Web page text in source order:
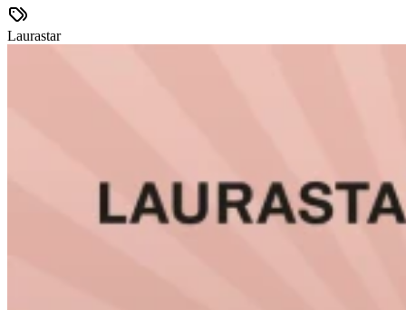
Laurastar